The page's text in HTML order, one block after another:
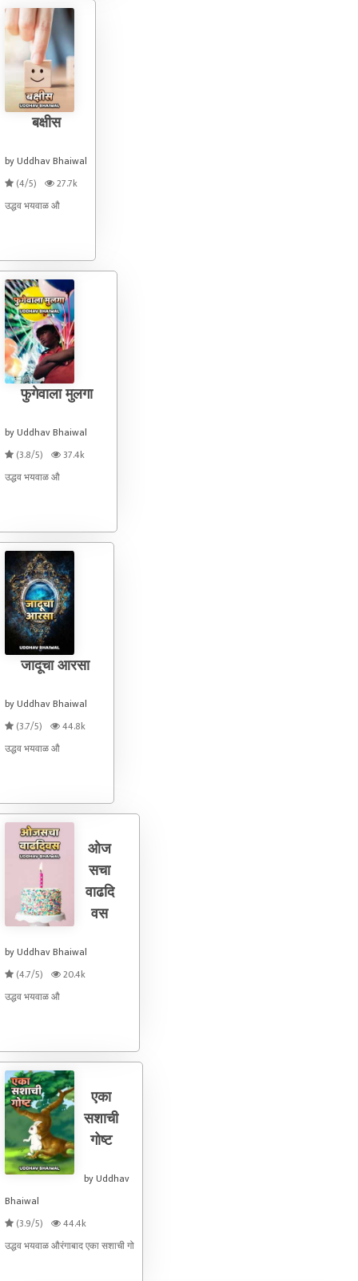
बक्षीस
by Uddhav Bhaiwal
(4/5)
27.7k
उद्धव भयवाळ औ
फुगेवाला मुलगा
by Uddhav Bhaiwal
(3.8/5)
37.4k
उद्धव भयवाळ औ
जादूचा आरसा
by Uddhav Bhaiwal
(3.7/5)
44.8k
उद्धव भयवाळ औ
ओज
सचा
वाढदि
वस
by Uddhav Bhaiwal
(4.7/5)
20.4k
उद्धव भयवाळ औ
एका
सशाची
गोष्ट
by Uddhav
Bhaiwal
(3.9/5)
44.4k
उद्धव भयवाळ औरंगाबाद एका सशाची गो